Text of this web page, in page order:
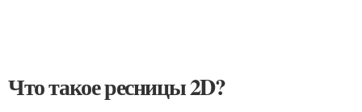
Что такое ресницы 2D?